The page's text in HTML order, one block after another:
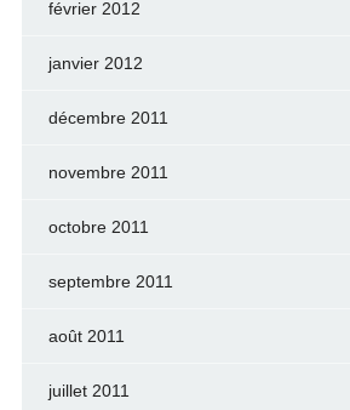
février 2012
janvier 2012
décembre 2011
novembre 2011
octobre 2011
septembre 2011
août 2011
juillet 2011